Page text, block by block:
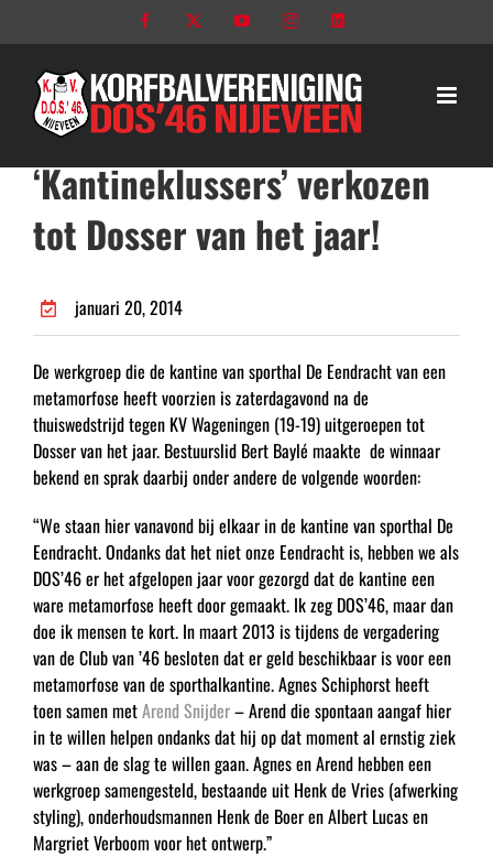
naar
Facebook YouTubeInstagram
‘Kantineklussers’ verkozen
tot Dosser van het jaar!
januari 20, 2014
De werkgroep die de kantine van sporthal De Eendracht van een
metamorfose heeft voorzien is zaterdagavond na de
thuiswedstrijd tegen KV Wageningen (19-19) uitgeroepen tot
Dosser van het jaar. Bestuurslid Bert Baylé maakte de winnaar
bekend en sprak daarbij onder andere de volgende woorden:
“We staan hier vanavond bij elkaar in de kantine van sporthal De
Eendracht. Ondanks dat het niet onze Eendracht is, hebben we als
DOS’46 er het afgelopen jaar voor gezorgd dat de kantine een
ware metamorfose heeft door gemaakt. Ik zeg DOS’46, maar dan
doe ik mensen te kort. In maart 2013 is tijdens de vergadering
van de Club van ’46 besloten dat er geld beschikbaar is voor een
metamorfose van de sporthalkantine. Agnes Schiphorst heeft
toen samen metArend Snijder– Arend die spontaan aangaf hier
in te willen helpen ondanks dat hij op dat moment al ernstig ziek
was – aan de slag te willen gaan. Agnes en Arend hebben een
werkgroep samengesteld, bestaande uit Henk de Vries (afwerking
styling), onderhoudsmannen Henk de Boer en Albert Lucas en
Margriet Verboom voor het ontwerp.”